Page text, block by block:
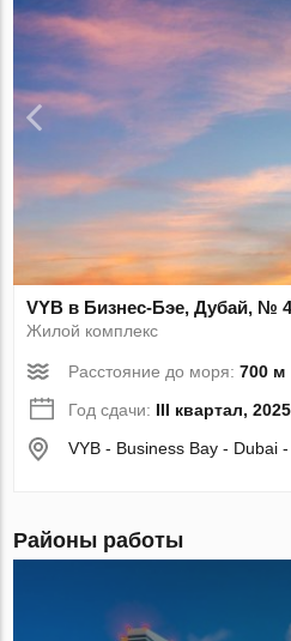
VYB в Бизнес-Бэе, Дубай, №
Жилой комплекс
Расстояние до моря:700 м
Год сдачи: III квартал,
VYB - Business Bay - Dubai
Районы работы